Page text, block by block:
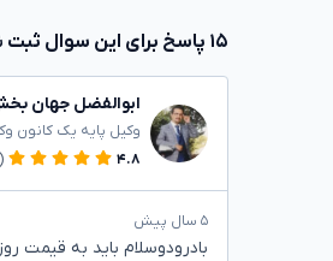
۱۵ پاسخ برای این سوال ثبت شده
ابوالفضل جهان
وکیل پایه یک کانون
۴.۸
(۱۲۴۸)
۵ سال پیش
بادرودوسلام باید به قیمت